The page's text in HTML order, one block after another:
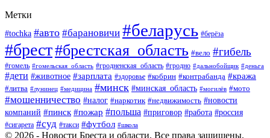
Метки
#tochka #авто #барановичи #беларусь #берёза
#брест#брестская_область #вело #гибель
#гомель #гомельская_область #гродненская_область #гродно #дальнобойщик #деньга
#дети #животное #зарплата #здоровье #кобрин #контрабанда #кража
#литва #лунинец #медицина #минск #минская_область #могилёв #мото
#мошенничество #налог #наркотик #недвижимость #новости
компаний #пинск #пожар #польша #приговор #работа #россия
#сигарета #суд #такси #футбол #школа
© 2026 - Новости Бреста и области. Все права защищены.